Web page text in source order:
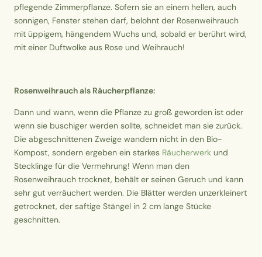
pflegende Zimmerpflanze. Sofern sie an einem hellen, auch
sonnigen, Fenster stehen darf, belohnt der Rosenweihrauch
mit üppigem, hängendem Wuchs und, sobald er berührt wird,
mit einer Duftwolke aus Rose und Weihrauch!
Rosenweihrauch als Räucherpflanze:
Dann und wann, wenn die Pflanze zu groß geworden ist oder
wenn sie buschiger werden sollte, schneidet man sie zurück.
Die abgeschnittenen Zweige wandern nicht in den Bio-
Kompost, sondern ergeben ein starkes Räucherwerk und
Stecklinge für die Vermehrung! Wenn man den
Rosenweihrauch trocknet, behält er seinen Geruch und kann
sehr gut verräuchert werden. Die Blätter werden unzerkleinert
getrocknet, der saftige Stängel in 2 cm lange Stücke
geschnitten.